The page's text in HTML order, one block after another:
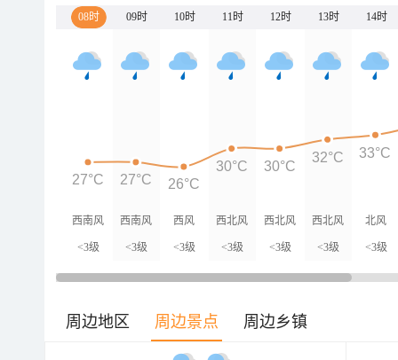
08时 09时 10时 11时 12时 13时 14时
西南风
<3级
西南风
<3级
西风
<3级
西北风
<3级
西北风
<3级
西北风
<3级
北风
<3级
27°C 27°C 26°C
30°C 30°C
32°C 33°C
周边地区 周边景点 周边乡镇